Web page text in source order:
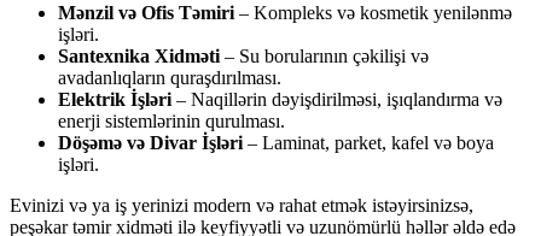
Mənzil və Ofis Təmiri – Kompleks və kosmetik yenilənmə
işləri.
Santexnika Xidməti – Su borularının çəkilişi və
avadanlıqların quraşdırılması.
Elektrik İşləri – Naqillərin dəyişdirilməsi, işıqlandırma və
enerji sistemlərinin qurulması.
Döşəmə və Divar İşləri – Laminat, parket, kafel və boya
işləri.
Evinizi və ya iş yerinizi modern və rahat etmək istəyirsinizsə,
peşəkar təmir xidməti ilə keyfiyyətli və uzunömürlü həllər əldə edə